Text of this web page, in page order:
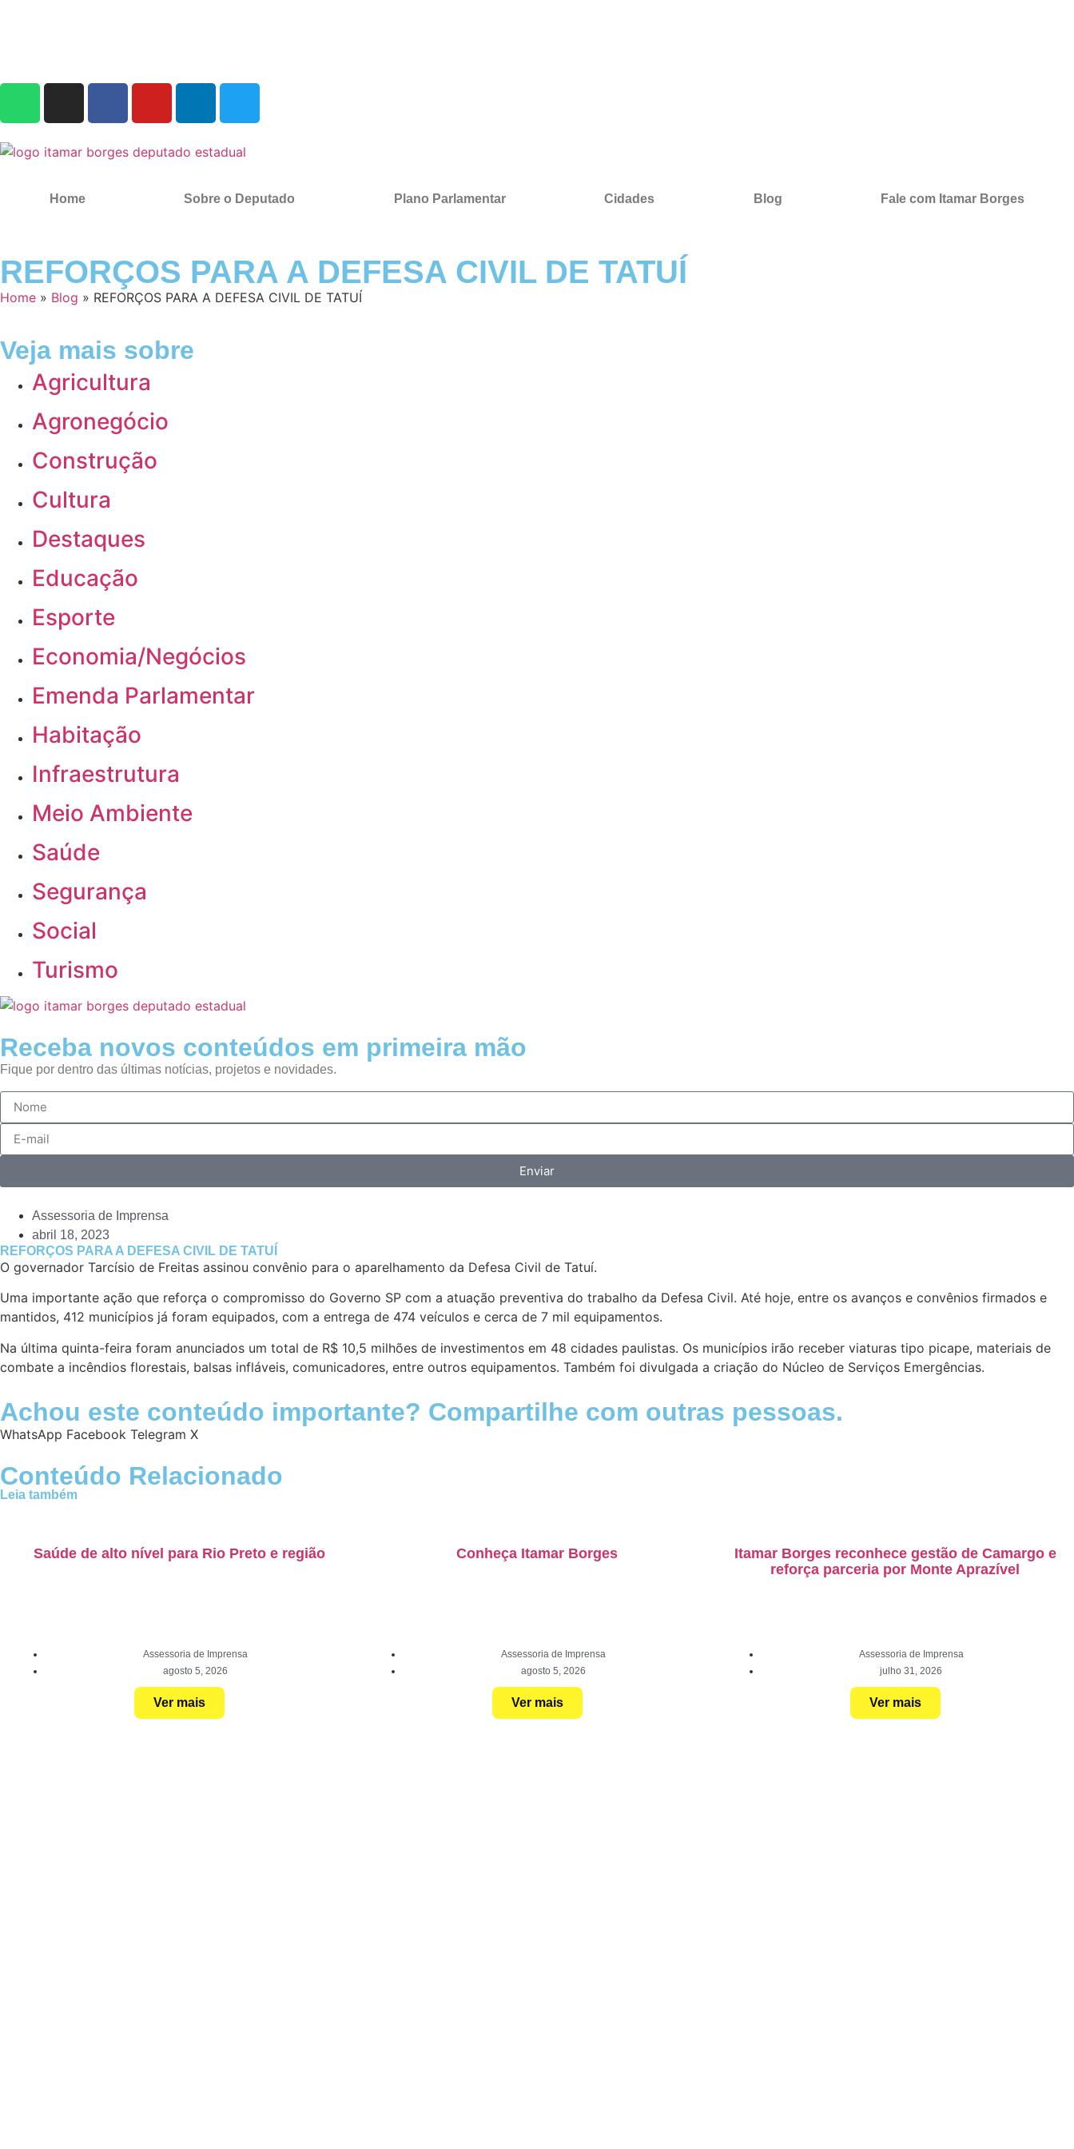
Home Sobre o Deputado Plano Parlamentar Cidades Blog Fale com Itamar Borges
REFORÇOS PARA A DEFESA CIVIL DE TATUÍ
Home » Blog » REFORÇOS PARA A DEFESA CIVIL DE TATUÍ
Veja mais sobre
Agricultura
Agronegócio
Construção
Cultura
Destaques
Educação
Esporte
Economia/Negócios
Emenda Parlamentar
Habitação
Infraestrutura
Meio Ambiente
Saúde
Segurança
Social
Turismo
Receba novos conteúdos em primeira mão
Fique por dentro das últimas notícias, projetos e novidades.
Enviar
Assessoria de Imprensa
abril 18, 2023
REFORÇOS PARA A DEFESA CIVIL DE TATUÍ
O governador Tarcísio de Freitas assinou convênio para o aparelhamento da Defesa Civil de Tatuí.
Uma importante ação que reforça o compromisso do Governo SP com a atuação preventiva do trabalho da Defesa Civil. Até hoje, entre os avanços e convênios firmados e
mantidos, 412 municípios já foram equipados, com a entrega de 474 veículos e cerca de 7 mil equipamentos.
Na última quinta-feira foram anunciados um total de R$ 10,5 milhões de investimentos em 48 cidades paulistas. Os municípios irão receber viaturas tipo picape, materiais de
combate a incêndios florestais, balsas infláveis, comunicadores, entre outros equipamentos. Também foi divulgada a criação do Núcleo de Serviços Emergências.
Achou este conteúdo importante? Compartilhe com outras pessoas.
WhatsApp Facebook Telegram X
Conteúdo Relacionado
Leia também
Saúde de alto nível para Rio Preto e região
Assessoria de Imprensa
agosto 5, 2026
Ver mais
Conheça Itamar Borges
Assessoria de Imprensa
agosto 5, 2026
Ver mais
Itamar Borges reconhece gestão de Camargo e
reforça parceria por Monte Aprazível
Assessoria de Imprensa
julho 31, 2026
Ver mais